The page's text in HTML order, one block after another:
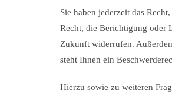
Sie haben jederzeit das
Recht, die Berichtigung oder
Zukunft widerrufen.
steht Ihnen ein
Hierzu sowie zu weiteren